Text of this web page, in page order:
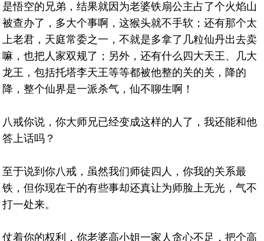
是悟空的兄弟，结果就因为老婆铁扇公主占了个火焰山
被查办了，多大个事啊，这猴头就不手软；还有那个太
上老君，天庭常委之一，不就是多拿了几粒仙丹出去卖
嘛，也把人家双规了；另外，还有什么四大天王、几大
龙王，包括托塔李天王等等都被他整的关的关，降的
降，整个仙界是一派杀气，仙不聊生啊！
八戒你说，你大师兄已经变成这样的人了，我还能和他
答上话吗？
至于说到你八戒，虽然我们师徒四人，你我的关系最
铁，但你现在干的有些事却还真让为师脸上无光，气不
打一处来。
仗着你的权利，你老婆高小姐一家人贪心不足，把个高